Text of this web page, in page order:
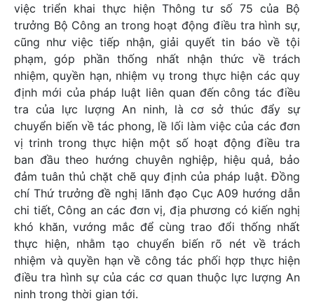
việc triển khai thực hiện Thông tư số 75 của Bộ
trưởng Bộ Công an trong hoạt động điều tra hình sự,
cũng như việc tiếp nhận, giải quyết tin báo về tội
phạm, góp phần thống nhất nhận thức về trách
nhiệm, quyền hạn, nhiệm vụ trong thực hiện các quy
định mới của pháp luật liên quan đến công tác điều
tra của lực lượng An ninh, là cơ sở thúc đẩy sự
chuyển biến về tác phong, lề lối làm việc của các đơn
vị trinh trong thực hiện một số hoạt động điều tra
ban đầu theo hướng chuyên nghiệp, hiệu quả, bảo
đảm tuân thủ chặt chẽ quy định của pháp luật. Đồng
chí Thứ trưởng đề nghị lãnh đạo Cục A09 hướng dẫn
chi tiết, Công an các đơn vị, địa phương có kiến nghị
khó khăn, vướng mắc để cùng trao đổi thống nhất
thực hiện, nhằm tạo chuyển biến rõ nét về trách
nhiệm và quyền hạn về công tác phối hợp thực hiện
điều tra hình sự của các cơ quan thuộc lực lượng An
ninh trong thời gian tới.